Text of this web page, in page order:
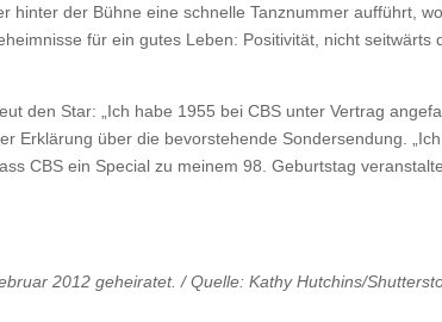
hinter der Bühne eine schnelle Tanznummer aufführt,
für ein gutes Leben: Positivität, nicht
den Star: „Ich habe 1955 bei CBS unter Vertrag
Erklärung über die bevorstehende Sondersendung.
CBS ein Special zu meinem 98. Geburtstag
2012 geheiratet. / Quelle: Kathy Hutchins/